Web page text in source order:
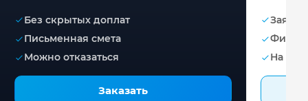
Без скрытых доплат
Письменная смета
Можно отказаться
Заказать
Заявка
На